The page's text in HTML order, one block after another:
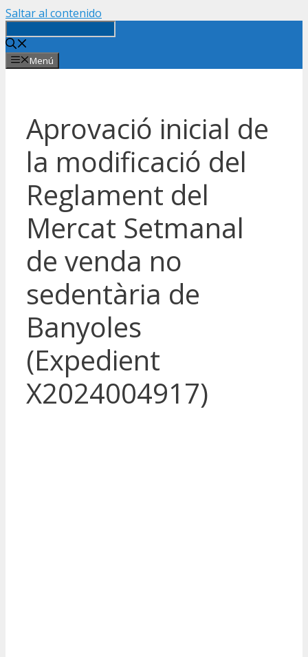
Saltar al contenido
Menú
Aprovació inicial de
la modificació del
Reglament del
Mercat Setmanal
de venda no
sedentària de
Banyoles
(Expedient
X2024004917)